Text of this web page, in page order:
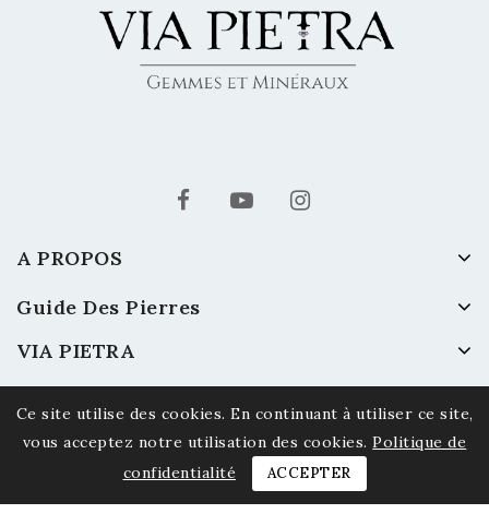
A PROPOS
Guide Des Pierres
VIA PIETRA
Ce site utilise des cookies. En continuant à utiliser ce site,
vous acceptez notre utilisation des cookies. Politique de
confidentialité
ACCEPTER
© 2026 Via Pietra - Gemmes et Minéraux